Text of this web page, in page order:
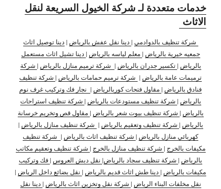
خدمات متعددة لـ شركة الخيول السريعة لنقل
الاثاث
شركة تنظيف بالدوادمي | دينا نقل عفش بالرياض | دينا توصيل اثاث
جمعيه خيرية بالرياض | معلم لياسه بالرياض | دينا تشيل اثاث مستعمل
بالرياض | تكسير جدران بالرياض | شركة ترميم منازل بالرياض | شركة
ترميمات عامة بالرياض | شركة ترميم حمامات بالرياض | شركة تنظيف
فنادق بالرياض | مقاول فتحات كوربالرياض | نجار فك وتركيب غرف نوم
بالرياض | شركة تنظيف مستودعات بالرياض | شركة تنظيف استراحات
بالرياض | شركة تنظيف بيوت شعر بالرياض | مقاول قص وتخريم خرسانة
بالرياض | شركة تنظيف وتعقيم بالرياض | شركة تنظيف منازل بالرياض |
كهربائي منازل بالرياض | شركة تنظيف اثاث بالرياض | شركة تنظيف
مكيفات بالخرج | شركة تنظيف منازل بالخرج | شركة تنظيف وتعقيم مكاتب
بالرياض | شركة تنظيف سجاد بالرياض| نقل دبش العروس | فك وتركيب
مكيفات بالرياض | دينا طش اثاث قديم بالرياض | نقل بضائع داخل الرياض |
نقل مخلفات البناء الرياض | شركة نقل وتخزين اثاث بالرياض | دينا نقل